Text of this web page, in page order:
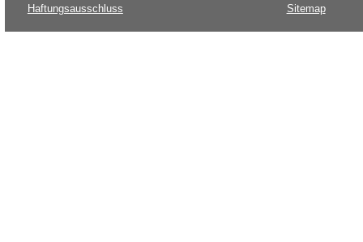
Haftungsausschluss Sitemap